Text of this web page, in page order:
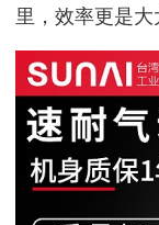
里，效率更是大